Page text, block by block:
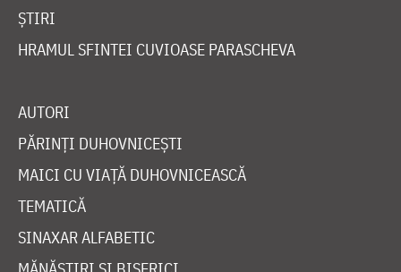
ȘTIRI
HRAMUL SFINTEI CUVIOASE PARASCHEVA
AUTORI
PĂRINȚI DUHOVNICEȘTI
MAICI CU VIAȚĂ DUHOVNICEASCĂ
TEMATICĂ
SINAXAR ALFABETIC